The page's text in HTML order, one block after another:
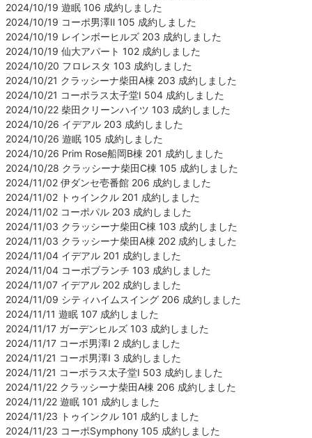
2024/10/19 遊眠 106 成約しました
2024/10/19 コーポ男澤Ⅱ 105 成約しました
2024/10/19 レインボーヒルズ 203 成約しました
2024/10/19 仙大アパート 102 成約しました
2024/10/20 フロレスタ 103 成約しました
2024/10/21 クラッシーナ柴田A棟 203 成約しました
2024/10/21 コーポラス太子堂Ⅰ 504 成約しました
2024/10/22 柴田クリーンハイツ 103 成約しました
2024/10/26 イデアル 203 成約しました
2024/10/26 遊眠 105 成約しました
2024/10/26 Prim Rose船岡B棟 201 成約しました
2024/10/28 クラッシーナ柴田C棟 105 成約しました
2024/11/02 伊ダンセ壱番館 206 成約しました
2024/11/02 トゥインクル 201 成約しました
2024/11/02 コーポパル 203 成約しました
2024/11/03 クラッシーナ柴田C棟 103 成約しました
2024/11/03 クラッシーナ柴田A棟 202 成約しました
2024/11/04 イデアル 201 成約しました
2024/11/04 コーポブランチ 103 成約しました
2024/11/07 イデアル 202 成約しました
2024/11/09 シティハイムスイング 206 成約しました
2024/11/11 遊眠 107 成約しました
2024/11/17 ガーデンヒルズ 103 成約しました
2024/11/17 コーポ男澤Ⅰ 2 成約しました
2024/11/21 コーポ男澤Ⅰ 3 成約しました
2024/11/21 コーポラス太子堂Ⅰ 503 成約しました
2024/11/22 クラッシーナ柴田A棟 206 成約しました
2024/11/22 遊眠 101 成約しました
2024/11/23 トゥインクル 101 成約しました
2024/11/23 コーポSymphony 105 成約しました